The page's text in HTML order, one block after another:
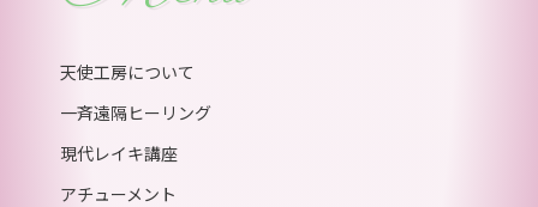
天使工房について
一斉遠隔ヒーリング
現代レイキ講座
アチューメント